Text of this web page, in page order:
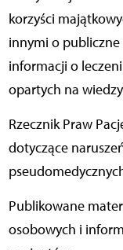
korzyści
innymi o
informacji o
opartych na
Rzecznik Praw
dotyczące
Publikowane
osobowych i